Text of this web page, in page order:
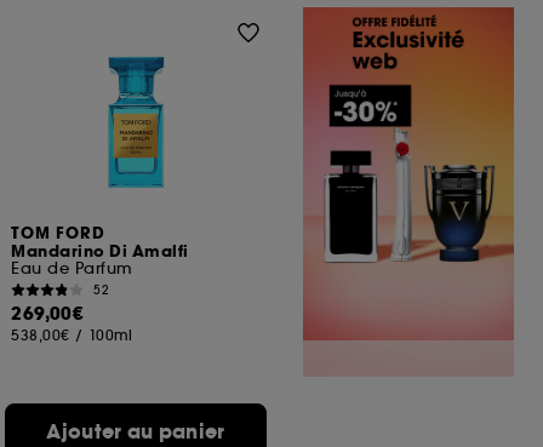
TOM FORD
Mandarino Di Amalfi
Eau de Parfum
52
269,00€
538,00€ / 100ml
Ajouter au panier